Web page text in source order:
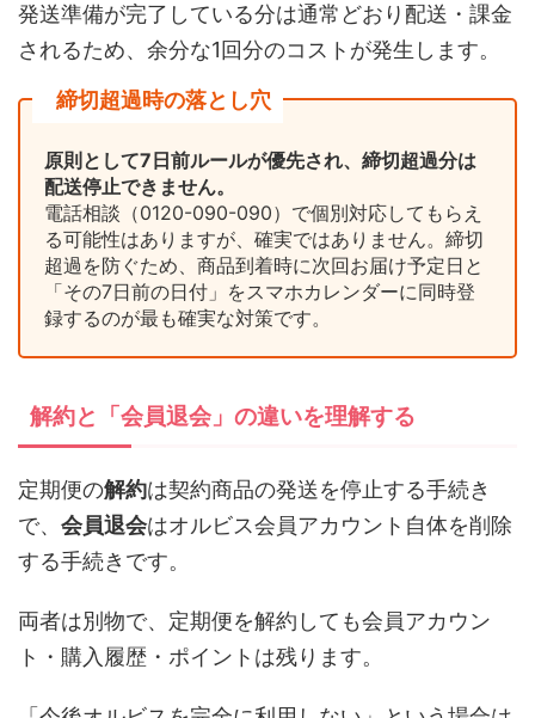
発送準備が完了している分は通常どおり配送・課金
されるため、余分な1回分のコストが発生します。
締切超過時の落とし穴
原則として7日前ルールが優先され、締切超過分は
配送停止できません。
電話相談（0120-090-090）で個別対応してもらえ
る可能性はありますが、確実ではありません。締切
超過を防ぐため、商品到着時に次回お届け予定日と
「その7日前の日付」をスマホカレンダーに同時登
録するのが最も確実な対策です。
解約と「会員退会」の違いを理解する
定期便の解約は契約商品の発送を停止する手続き
で、 会員退会はオルビス会員アカウント自体を削除
する手続きです。
両者は別物で、定期便を解約しても会員アカウン
ト・購入履歴・ポイントは残ります。